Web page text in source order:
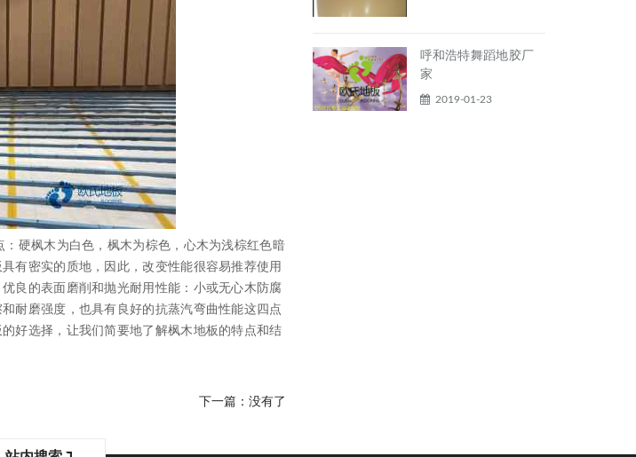
硬枫木为白色，枫木为棕色，心木为浅棕红色暗
有密实的质地，因此，改变性能很容易推荐使用
良的表面磨削和抛光耐用性能：小或无心木防腐
耐磨强度，也具有良好的抗蒸汽弯曲性能这四点
好选择，让我们简要地了解枫木地板的特点和结
下一篇：没有了
呼和浩特舞蹈地胶厂
家
2019-01-23